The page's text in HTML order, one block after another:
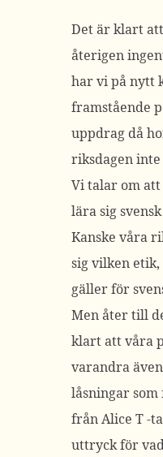
Det är klart
återigen
har vi på nytt
framstående
uppdrag då
riksdagen
Vi talar om
lära sig
Kanske våra
sig vilken
gäller för
Men åter till
klart att våra
varandra
låsningar
från Alice T -
uttryck för